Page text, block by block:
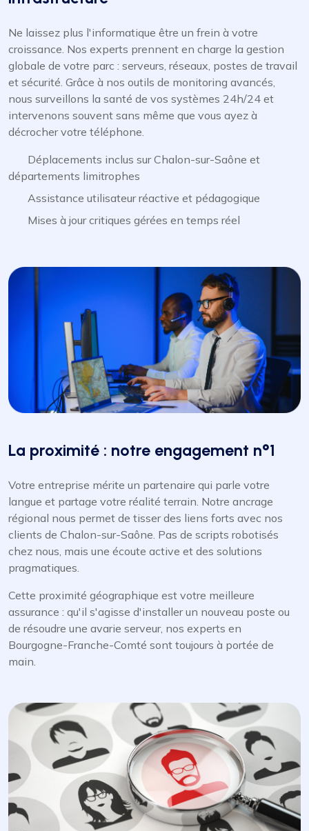
Ne laissez plus l'informatique être un frein à votre
croissance. Nos experts prennent en charge la gestion
globale de votre parc : serveurs, réseaux, postes de travail
et sécurité. Grâce à nos outils de monitoring avancés,
nous surveillons la santé de vos systèmes 24h/24 et
intervenons souvent sans même que vous ayez à
décrocher votre téléphone.
Déplacements inclus sur Chalon-sur-Saône et
départements limitrophes
Assistance utilisateur réactive et pédagogique
Mises à jour critiques gérées en temps réel
La proximité : notre engagement n°1
Votre entreprise mérite un partenaire qui parle votre
langue et partage votre réalité terrain. Notre ancrage
régional nous permet de tisser des liens forts avec nos
clients de Chalon-sur-Saône. Pas de scripts robotisés
chez nous, mais une écoute active et des solutions
pragmatiques.
Cette proximité géographique est votre meilleure
assurance : qu'il s'agisse d'installer un nouveau poste ou
de résoudre une avarie serveur, nos experts en
Bourgogne-Franche-Comté sont toujours à portée de
main.